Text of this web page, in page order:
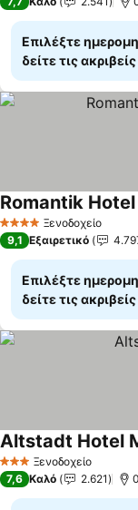
Επιλέξτε
δείτε τις
4 ΑστέριαΞενοδοχείο
Romantik
9,1 Εξαιρετικό
Επιλέξτε
δείτε τις
3 ΑστέριαΞενοδοχείο
Altstadt Hotel
7,6 Καλό 2.621